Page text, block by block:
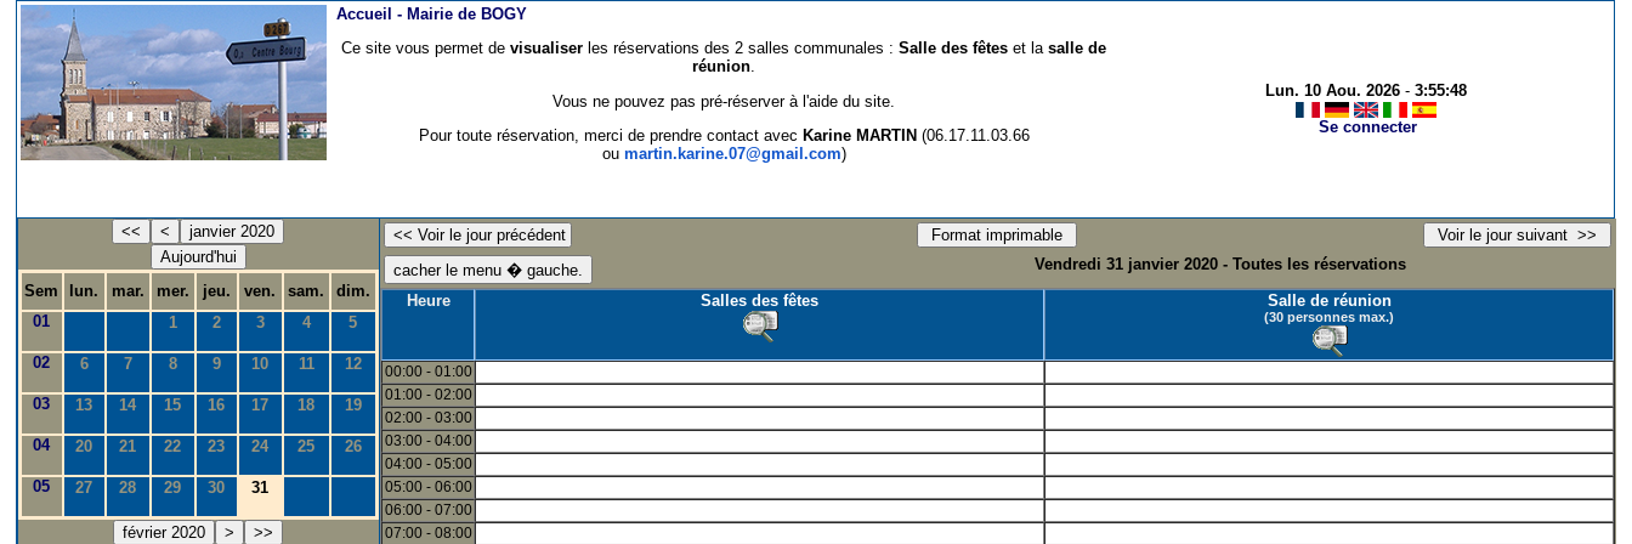
Accueil - Mairie de BOGY
Ce site vous permet devisualiser les réservations des 2 salles communales :Salle des fêtes et lasalle de
réunion.
Vous ne pouvez pas pré-réserver à l'aide du site.
Pour toute réservation, merci de prendre contact avec Karine MARTIN (06.17.11.03.66
ou martin.karine.07@gmail.com)
Lun. 10 Aou. 2026- 3:55:48
Se connecter
<< <
janvier 2020
Aujourd'hui
Sem
lun. mar. mer. jeu. ven. sam.
dim.
01
1 2 3 4 5
02 6 7 8 9 10 11 12
03 13 14 15 16 17 18 19
04 20 21 22 23 24 25 26
05 27 28 29 30 31
février 2020 >
>>
Vendredi 31 janvier 2020 - Toutes les réservations
Heure
Salles des fêtes Salle de réunion
(30 personnes max.)
00:00 - 01:00
01:00 - 02:00
02:00 - 03:00
03:00 - 04:00
04:00 - 05:00
05:00 - 06:00
06:00 - 07:00
07:00 - 08:00